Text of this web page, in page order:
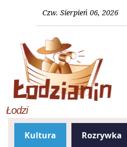
Czw. Sierpień 06, 2026
Łodzi
Kultura Rozrywka